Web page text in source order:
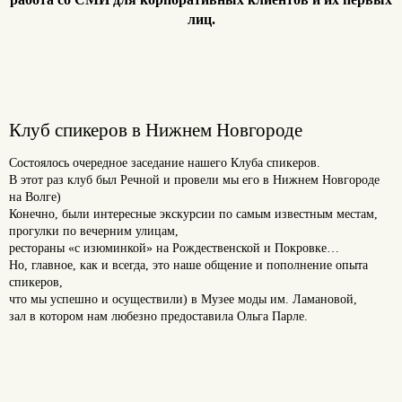
лиц.
Клуб спикеров в Нижнем Новгороде
Состоялось очередное заседание нашего Клуба спикеров.
В этот раз клуб был Речной и провели мы его в Нижнем Новгороде
на Волге)
Конечно, были интересные экскурсии по самым известным местам,
прогулки по вечерним улицам,
рестораны «с изюминкой» на Рождественской и Покровке…
Но, главное, как и всегда, это наше общение и пополнение опыта
спикеров,
что мы успешно и осуществили) в Музее моды им. Ламановой,
зал в котором нам любезно предоставила Ольга Парле.